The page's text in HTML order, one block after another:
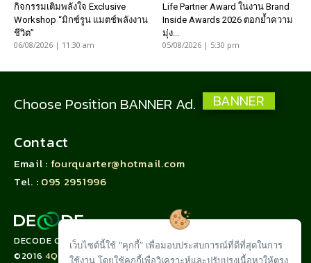
กิจกรรมเติมพลังใจ Exclusive
Workshop “มิกซ์รูน แมตช์พลังงาน
ชีวิต”
06/08/2026 | 11:30 am
Life Partner Award ในงาน Brand
Inside Awards 2026 ตอกย้ำความ
มุ่ง...
05/08/2026 | 5:30 pm
Choose Position BANNER Ad. BANNER
Contact
Email : fourquarter@hotmail.com
Tel. : 095 2951996
DECODE CORPORATION LIMITED
©20164QUARTER.CO
เว็บไซต์นี้ใช้ "คุกกี้” เพื่อมอบประสบการณ์ที่ดีที่สุดในการ
ใช้งาน โดยใช้คุกกี้เพื่อวิเคราะห์และปรับปรุงเนื้อหาให้ตรง